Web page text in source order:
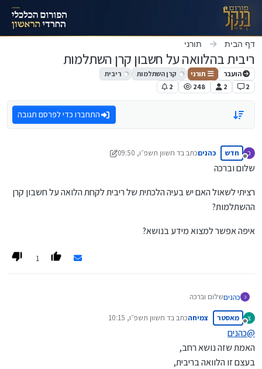
דילוג לתוכן
דף הבית תורני
ריבית בהלוואה על חשבון קרן השתלמות
הועבר תורני קרן השתלמות
ריבית
2
2
248
2
התחברו כדי לפרסם תגובה
כ
מנותק
חדש כהניםכתב בד חשוון תשפ״ו, 09:50
נערך לאחרונה על ידי מונטיפיורי
שלום וברכה
רציתי לשאול האם יש בעיה הלכתית של ריבית לקחת הלואה על חשבון קרן
ההשתלמות?
איפה אפשר למצוא מידע בנושא?
1
כ כהניםשלום וברכה
רציתי לשאול האם יש בעיה הלכתית של ריבית לקחת הלואה על חשבון קרן
צ
מנותק
מאסטר צמיחהכתב בד חשוון תשפ״ו, 10:15
נערך לאחרונה על ידי
@כהנים
האמת שזה נושא רחב,
בעצם זו הלוואה בריבית,